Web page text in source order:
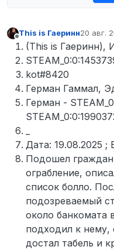
Не в сети
This is Гаеринн20 авг.
(This is Гаеринн),
kot#8420
Герман Гаммал,
Герман -
Дата: 19.08.2025 ;
Подошел
ограбление,
список болло.
подозреваемый
около банкомата
подходил к нему,
достал табель и